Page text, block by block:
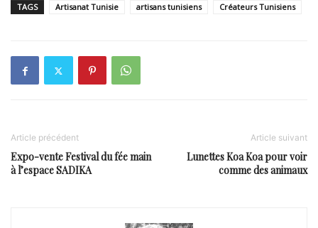
TAGS Artisanat Tunisie artisans tunisiens Créateurs Tunisiens
Article précédent
Expo-vente Festival du fée main
à l’espace SADIKA
Article suivant
Lunettes Koa Koa pour voir
comme des animaux